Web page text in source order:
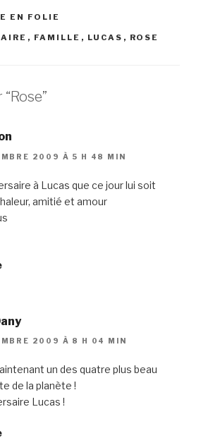
EN FOLIE
, FAMILLE , LUCAS , ROSE
2009 À 5 H 48 MIN
à Lucas que ce jour lui soit
amitié et amour
2009 À 8 H 04 MIN
un des quatre plus beau
de la planète !
Lucas !